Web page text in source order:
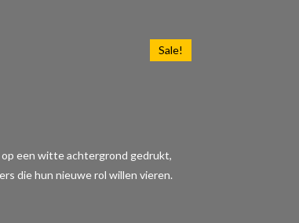
Sale!
op een witte achtergrond gedrukt,
die hun nieuwe rol willen vieren.